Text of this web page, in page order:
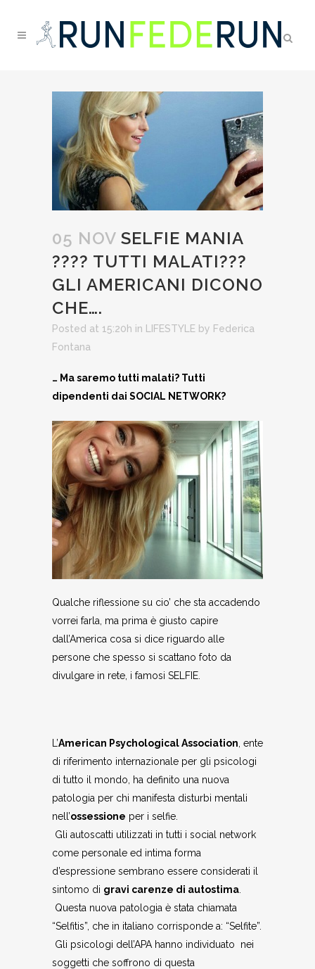
05 NOV SELFIE MANIA
???? TUTTI MALATI???
GLI AMERICANI DICONO
CHE….
Posted at 15:20h in LIFESTYLE by Federica
Fontana
… Ma saremo tutti malati? Tutti
dipendenti dai SOCIAL NETWORK?
Qualche riflessione su cio’ che sta accadendo
vorrei farla, ma prima è giusto capire
dall’America cosa si dice riguardo alle
persone che spesso si scattano foto da
divulgare in rete, i famosi SELFIE.
L’American Psychological Association , ente
di riferimento internazionale per gli psicologi
di tutto il mondo, ha definito una nuova
patologia per chi manifesta disturbi mentali
nell’ossessione per i selfie.
Gli autoscatti utilizzati in tutti i social network
come personale ed intima forma
d’espressione sembrano essere considerati il
sintomo di gravi carenze di autostima
Questa nuova patologia è stata chiamata
“Selfitis”, che in italiano corrisponde a: “Selfite”.
Gli psicologi dell’APA hanno individuato nei
soggetti che soffrono di questa